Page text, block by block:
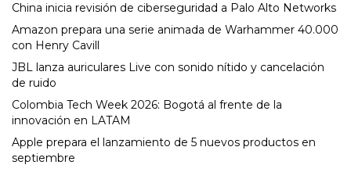
China inicia revisión de ciberseguridad a Palo Alto Networks
Amazon prepara una serie animada de Warhammer 40.000
con Henry Cavill
JBL lanza auriculares Live con sonido nítido y cancelación
de ruido
Colombia Tech Week 2026: Bogotá al frente de la
innovación en LATAM
Apple prepara el lanzamiento de 5 nuevos productos en
septiembre